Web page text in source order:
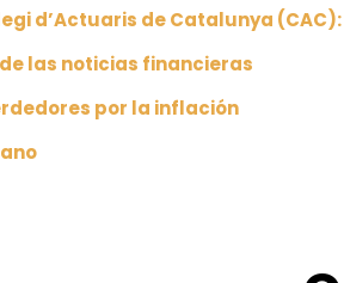
d’Actuaris de Catalunya
las noticias financieras
por la inflación